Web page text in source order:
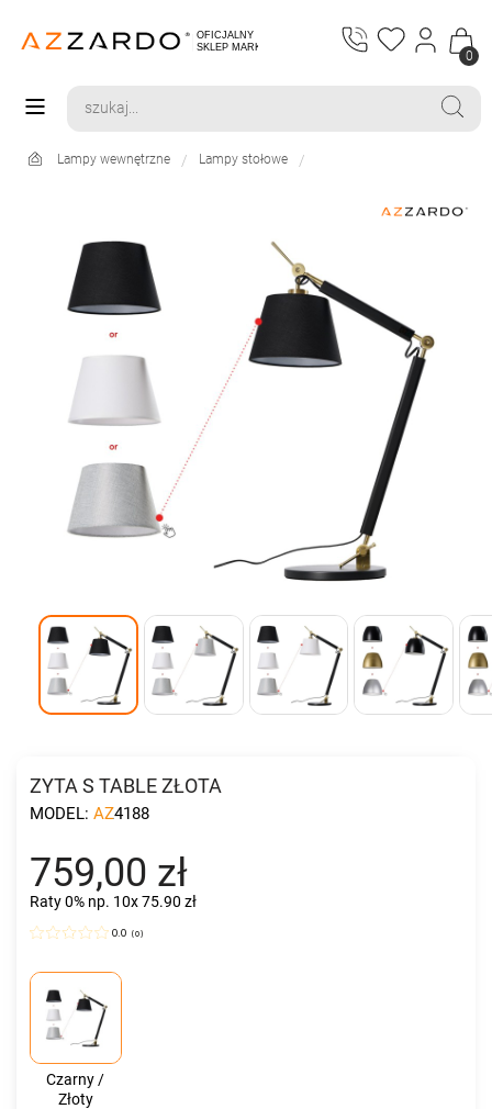
0
Lampy wewnętrzne Lampy stołowe
ZYTA S TABLE ZŁOTA
MODEL: AZ4188
759,00 zł
Raty 0% np. 10x 75.90 zł
0.0 (0)
Czarny /
Złoty